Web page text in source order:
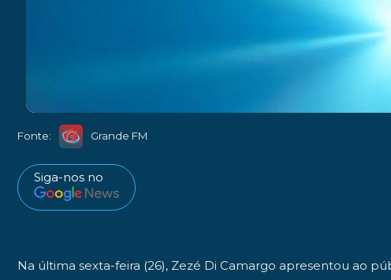
Fonte: Grande FM
Siga-nos no
Na última sexta-feira (26), Zezé Di Camargo apresentou ao